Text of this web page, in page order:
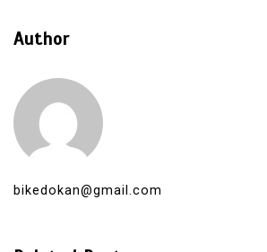
Author
bikedokan@gmail.com